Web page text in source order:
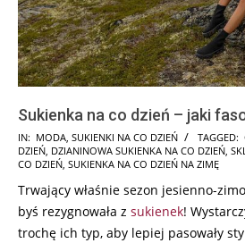
Sukienka na co dzień – jaki
2025-
05-
IN: MODA, SUKIENKI NA CO DZIEŃ TAGGED:
DZIEŃ, DZIANINOWA SUKIENKA NA CO DZIEŃ,
CO DZIEŃ, SUKIENKA NA CO DZIEŃ NA ZIMĘ
Trwający właśnie sezon jesienno-
byś rezygnowała z sukienek!
trochę ich typ, aby lepiej pasowały